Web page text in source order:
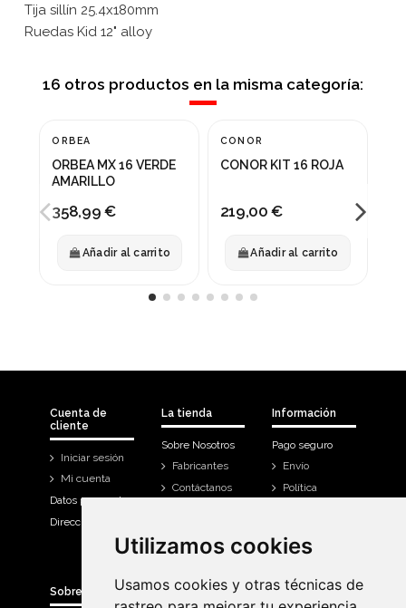
Utilizamos cookies
Usamos cookies y otras técnicas de
Utilizamos cookies
Usamos cookies y otras técnicas de
Tija sillín 25.4x180mm
Ruedas Kid 12" alloy
16 otros productos en la misma categoría:
ORBEA
ORBEA MX 16 VERDE
AMARILLO
358,99 €
Añadir al carrito
CONOR
CONOR KIT 16 ROJA
219,00 €
Añadir al carrito
Cuenta de
cliente
Iniciar sesión
Mi cuenta
Datos personales
Direcciones
La tienda
Sobre Nosotros
Fabricantes
Contáctanos
Información
Pago seguro
Envío
Política
Historial de
Sobre Bicicletas Sanchis